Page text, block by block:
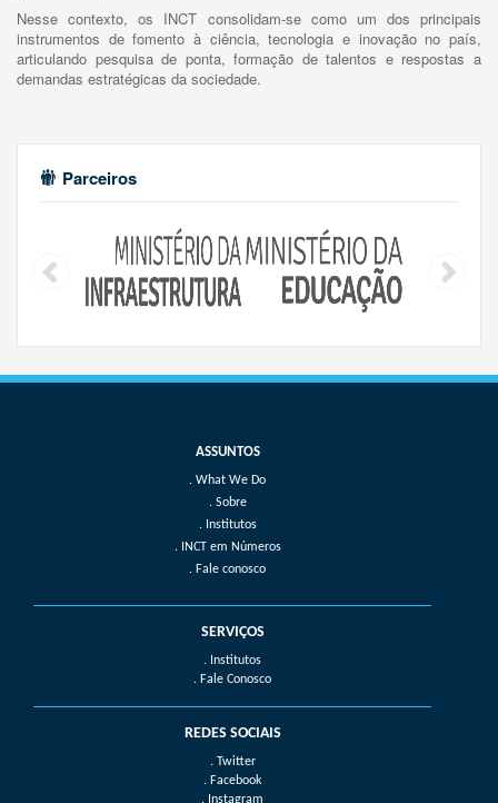
Nesse contexto, os INCT consolidam-se como um dos principais
instrumentos de fomento à ciência, tecnologia e inovação no país,
articulando pesquisa de ponta, formação de talentos e respostas a
demandas estratégicas da sociedade.
Parceiros
What We Do
Sobre
Institutos
INCT em Números
Fale conosco
SERVIÇOS
. Institutos
. Fale Conosco
REDES SOCIAIS
. Twitter
. Facebook
. Instagram